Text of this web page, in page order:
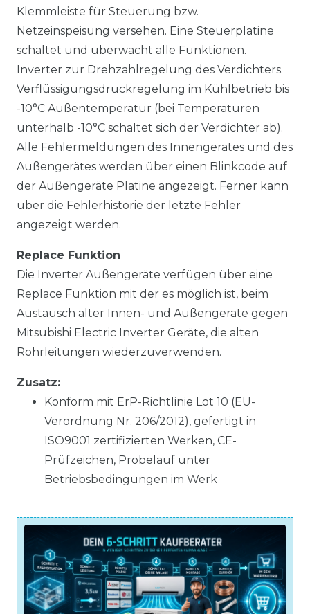
Klemmleiste für Steuerung bzw.
Netzeinspeisung versehen. Eine Steuerplatine
schaltet und überwacht alle Funktionen.
Inverter zur Drehzahlregelung des Verdichters.
Verflüssigungsdruckregelung im Kühlbetrieb bis
-10°C Außentemperatur (bei Temperaturen
unterhalb -10°C schaltet sich der Verdichter ab).
Alle Fehlermeldungen des Innengerätes und des
Außengerätes werden über einen Blinkcode auf
der Außengeräte Platine angezeigt. Ferner kann
über die Fehlerhistorie der letzte Fehler
angezeigt werden.
Replace Funktion
Die Inverter Außengeräte verfügen über eine
Replace Funktion mit der es möglich ist, beim
Austausch alter Innen- und Außengeräte gegen
Mitsubishi Electric Inverter Geräte, die alten
Rohrleitungen wiederzuverwenden.
Zusatz:
Konform mit ErP-Richtlinie Lot 10 (EU-
Verordnung Nr. 206/2012), gefertigt in
ISO9001 zertifizierten Werken, CE-
Prüfzeichen, Probelauf unter
Betriebsbedingungen im Werk